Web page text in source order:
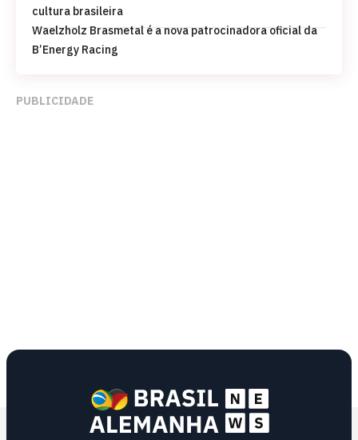
cultura brasileira
Waelzholz Brasmetal é a nova patrocinadora oficial da
B’Energy Racing
PUBLICIDADE